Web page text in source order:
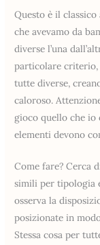
Questo è il
che avevamo da
diverse l’una
particolare criterio,
tutte diverse,
caloroso.
gioco quello che io
elementi devono
Come fare? Cerca
simili per tipologia
osserva la
posizionate in
Stessa cosa per